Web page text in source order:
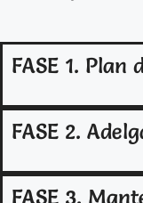
FASE 1. Plan
FASE 2.
FASE 3.